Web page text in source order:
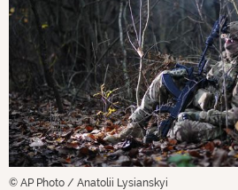
© AP Photo / Anatolii Lysianskyi